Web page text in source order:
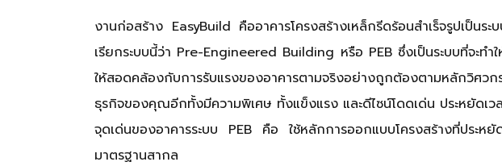
งานก่อสร้าง EasyBuild คืออาคารโครงสร้างเหล็กรีดร้อนสำเร็จรูปเป็น
เรียกระบบนี้ว่า Pre-Engineered Building หรือ PEB ซึ่งเป็นระบบที่จะท
ให้สอดคล้องกับการรับแรงของอาคารตามจริงอย่างถูกต้องตามหลักวิศ
ธุรกิจของคุณอีกทั้งมีความพิเศษ ทั้งแข็งแรง และดีไซน์โดดเด่น ประหยัดเ
จุดเด่นของอาคารระบบ PEB คือ ใช้หลักการออกแบบโครงสร้างที่ปร
มาตรฐานสากล